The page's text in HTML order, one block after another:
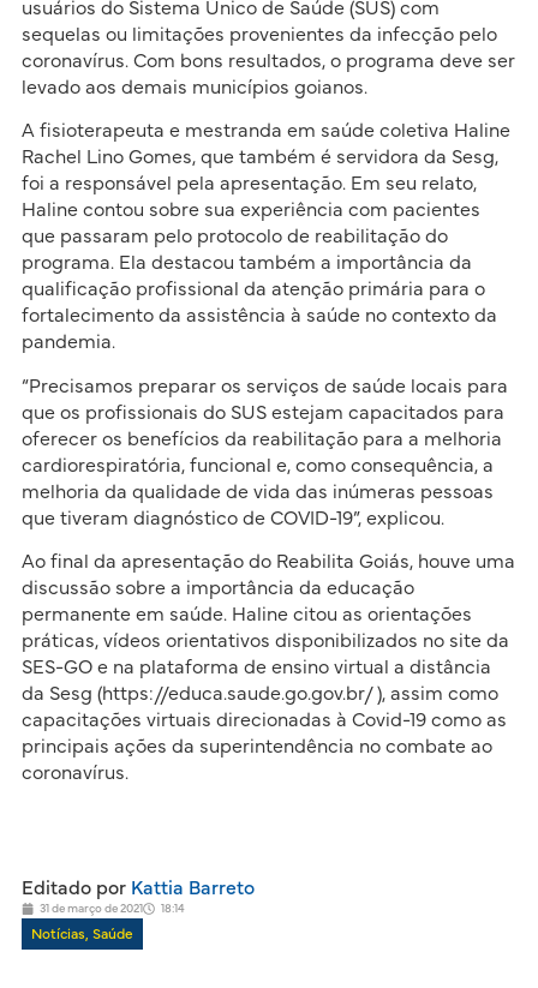
usuários do Sistema Único de Saúde (SUS) com
sequelas ou limitações provenientes da infecção pelo
coronavírus. Com bons resultados, o programa deve ser
levado aos demais municípios goianos.
A fisioterapeuta e mestranda em saúde coletiva Haline
Rachel Lino Gomes, que também é servidora da Sesg,
foi a responsável pela apresentação. Em seu relato,
Haline contou sobre sua experiência com pacientes
que passaram pelo protocolo de reabilitação do
programa. Ela destacou também a importância da
qualificação profissional da atenção primária para o
fortalecimento da assistência à saúde no contexto da
pandemia.
“Precisamos preparar os serviços de saúde locais para
que os profissionais do SUS estejam capacitados para
oferecer os benefícios da reabilitação para a melhoria
cardiorespiratória, funcional e, como consequência, a
melhoria da qualidade de vida das inúmeras pessoas
que tiveram diagnóstico de COVID-19”, explicou.
Ao final da apresentação do Reabilita Goiás, houve uma
discussão sobre a importância da educação
permanente em saúde. Haline citou as orientações
práticas, vídeos orientativos disponibilizados no site da
SES-GO e na plataforma de ensino virtual a distância
da Sesg (https://educa.saude.go.gov.br/ ), assim como
capacitações virtuais direcionadas à Covid-19 como as
principais ações da superintendência no combate ao
coronavírus.
Editado porKattia Barreto
31 de março de 2021 18:14
Notícias Saúde